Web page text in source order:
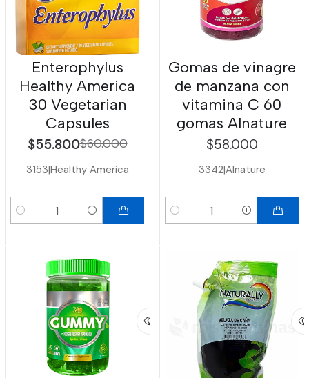
Enterophylus
Healthy America
30 Vegetarian
Capsules
$55.800$60.000
3153|Healthy America
Cantidad
Gomas de vinagre
de manzana con
vitamina C 60
gomas Alnature
$58.000
3342|Alnature
Cantidad